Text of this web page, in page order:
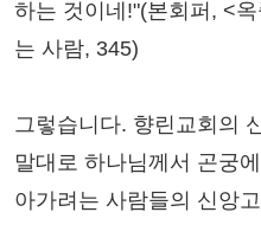
하는 것이네!"(본회퍼, <
는 사람, 345)
그렇습니다. 향린교회의
말대로 하나님께서 곤궁
아가려는 사람들의 신앙